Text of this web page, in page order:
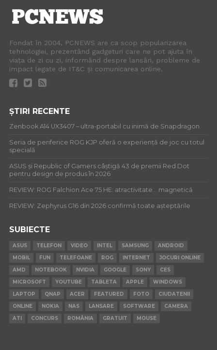
Fondat în 2004, PCNEWS are ca scop popularizarea
tehnologiei, prezentând gadgeturi care ne pot ajuta în
viața de zi cu zi, informând despre lansări, probleme de
impact legate de IT&C și comunicarea online.
ȘTIRI RECENTE
Zenbook A14 UX3407 – ultra-portabil cu inimă de Snapdragon
Seria de periferice ROG KJP oferă o experiență de joc cu totul
specială
ASUS și Republic of Gamers câștigă 43 de premii Red Dot
pentru design de produs în 2026
REVIEW: ROG Falchion Ace 75 HE: atractivitate… magnetică
REVIEW: Zephyrus G16 din 2026 confirmă toate așteptările
SUBIECTE
ASUS TELEFON VIDEO INTEL SAMSUNG
ANDROID
MOBIL
FUN TELEFOANE ROG INTERNET
JOCURI ONLINE
AMD
NOTEBOOK NVIDIA GOOGLE SONY
CES
MICROSOFT
YOUTUBE TABLETA APPLE
WINDOWS
LAPTOP
QNAP ACER FEATURED FOTO
CIUDATENII
ONLINE
NOKIA NAS LANSARE SOFTWARE
CAMERA
ATI
CONCURS ROMÂNIA GRATUIT MOUSE